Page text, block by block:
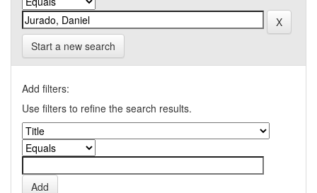
Start a new search
Add filters:
Use filters to refine the search results.